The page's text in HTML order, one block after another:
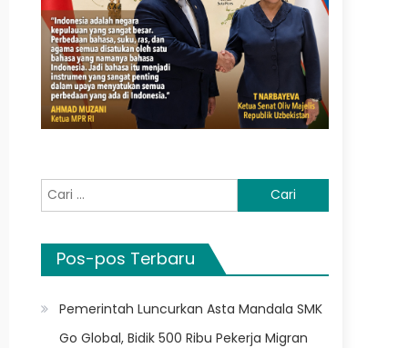
Cari
untuk:
Pos-pos Terbaru
Pemerintah Luncurkan Asta Mandala SMK
Go Global, Bidik 500 Ribu Pekerja Migran